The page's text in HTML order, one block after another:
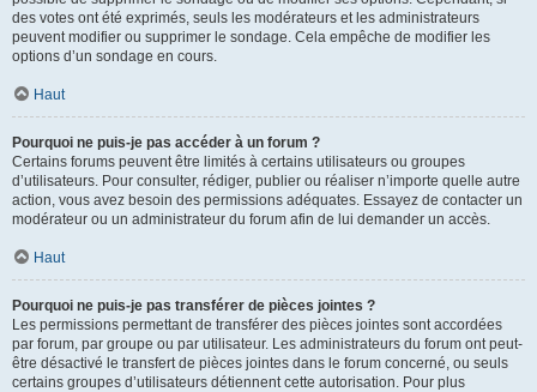
des votes ont été exprimés, seuls les modérateurs et les administrateurs
peuvent modifier ou supprimer le sondage. Cela empêche de modifier les
options d’un sondage en cours.
Haut
Pourquoi ne puis-je pas accéder à un forum ?
Certains forums peuvent être limités à certains utilisateurs ou groupes
d’utilisateurs. Pour consulter, rédiger, publier ou réaliser n’importe quelle autre
action, vous avez besoin des permissions adéquates. Essayez de contacter un
modérateur ou un administrateur du forum afin de lui demander un accès.
Haut
Pourquoi ne puis-je pas transférer de pièces jointes ?
Les permissions permettant de transférer des pièces jointes sont accordées
par forum, par groupe ou par utilisateur. Les administrateurs du forum ont peut-
être désactivé le transfert de pièces jointes dans le forum concerné, ou seuls
certains groupes d’utilisateurs détiennent cette autorisation. Pour plus